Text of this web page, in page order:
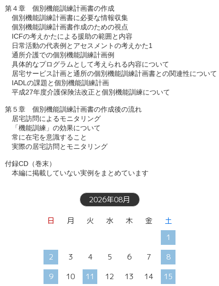
第４章　個別機能訓練計画書の作成
個別機能訓練計画書に必要な情報収集
個別機能訓練計画書作成のための視点
ICFの考えかたによる援助の範囲と内容
日常活動の代表例とアセスメントの考えかた1
通所介護での個別機能訓練計画例
具体的なプログラムとして考えられる内容について
居宅サービス計画と通所の個別機能訓練計画書との関連性について
IADLの課題と個別機能訓練計画
第５章　個別機能訓練計画書の作成後の流れ
居宅訪問によるモニタリング
「機能訓練」の効果について
常に在宅を意識すること
付録CD（巻末）
本編に掲載していない実例をまとめています
2026年08月
日 月 火 水 木 金
土
1
2
3 4 5 6 7
8
9
10 11 12 13 14
15